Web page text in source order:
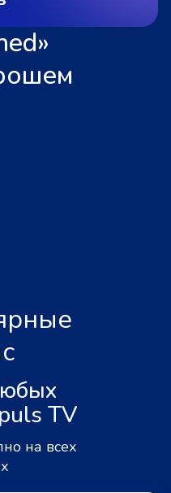
TV
на всех